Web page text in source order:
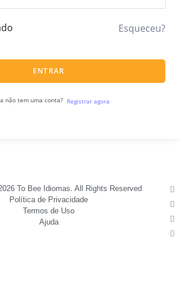
Esqueceu?
ENTRAR
não tem uma conta? Registrar agora
To Bee Idiomas. All Rights Reserved
Política de Privacidade
Termos de Uso
Ajuda